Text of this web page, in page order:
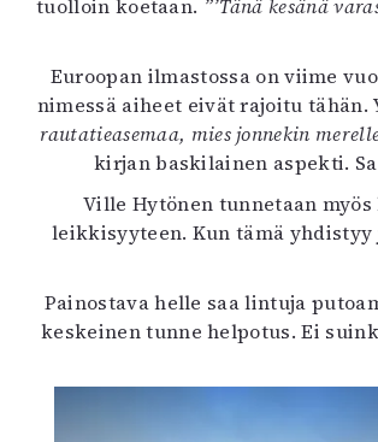
tuolloin koetaan. ”’Tänä kesänä
Euroopan ilmastossa on viime
nimessä aiheet eivät rajoitu
rautatieasemaa, mies jonnekin
kirjan baskilainen aspekti.
Ville Hytönen tunnetaan
leikkisyyteen. Kun tämä
Painostava helle saa lintuja
keskeinen tunne helpotus. Ei